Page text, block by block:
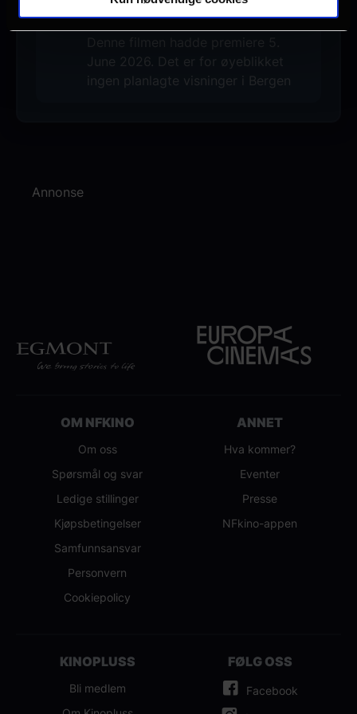
Ingen visninger i Bergen
June 2026. Det er for øyeblikket
ingen planlagte visninger i Bergen
Annonse
OM NFKINO
Om oss
Spørsmål og svar
Ledige stillinger
Kjøpsbetingelser
Samfunnsansvar
Personvern
Cookiepolicy
ANNET
Hva kommer?
Eventer
Presse
NFkino-appen
KINOPLUSS
Bli medlem
FØLG OSS
Facebook